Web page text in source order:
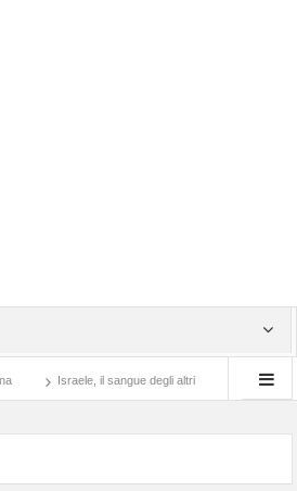
Israele, il sangue degli altri Lotta di classe…